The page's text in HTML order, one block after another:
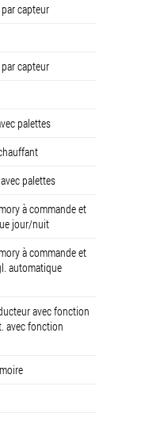
capteur
capteur
palettes
palettes
à commande et
jour/nuit
à commande et
automatique
avec fonction
avec fonction